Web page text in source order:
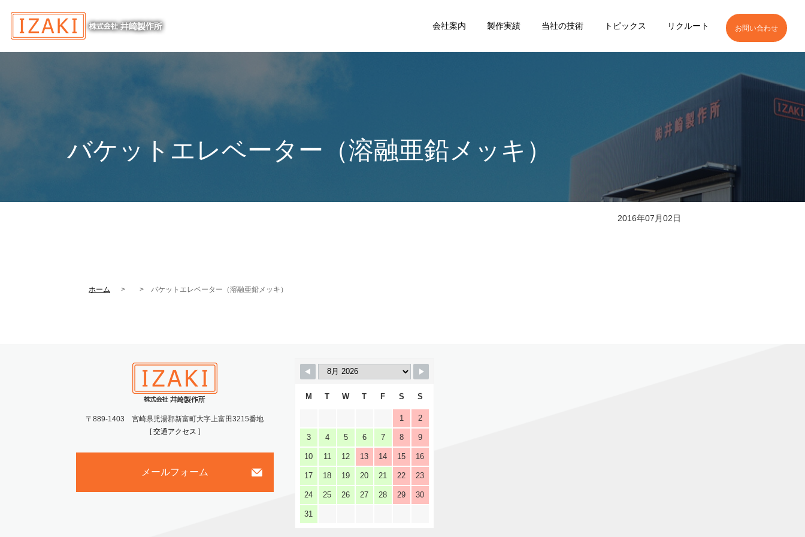
会社案内 製作実績 当社の技術 トピックス リクルート お問い合わせ
バケットエレベーター（溶融亜鉛メッキ）
2016年07月02日
ホーム バケットエレベーター（溶融亜鉛メッキ）
〒889-1403 宮崎県児湯郡新富町大字上富田3215番地
[交通アクセス ]
メールフォーム
M T W T F S S
1 2
3 4 5 6 7 8 9
10 11 12 13 14 15 16
17 18 19 20 21 22 23
24 25 26 27 28 29 30
31